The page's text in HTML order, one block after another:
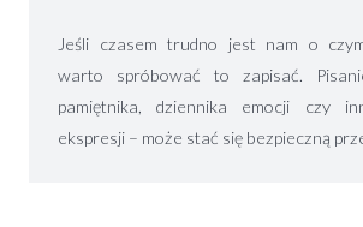
Jeśli czasem trudno jest nam o
warto spróbować to zapisać.
pamiętnika, dziennika emocji czy
ekspresji – może stać się bezpieczną